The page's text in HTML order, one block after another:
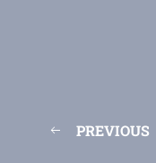
PREVIOUS